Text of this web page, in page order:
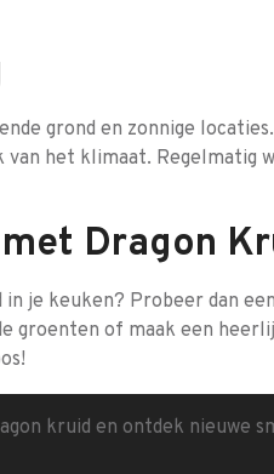
grond en zonnige
het klimaat. Regelmatig
Dragon
je keuken? Probeer dan
groenten of maak een
kruid en ontdek nieuwe